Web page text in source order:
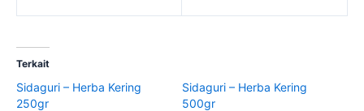
Terkait
Sidaguri – Herba Kering
250gr
Sidaguri – Herba Kering
500gr